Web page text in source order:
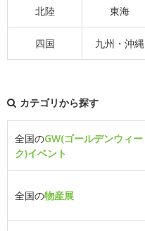
北陸 東海
四国 九州・沖縄
カテゴリから探す
全国のGW(ゴールデンウィー
ク)イベント
全国の物産展